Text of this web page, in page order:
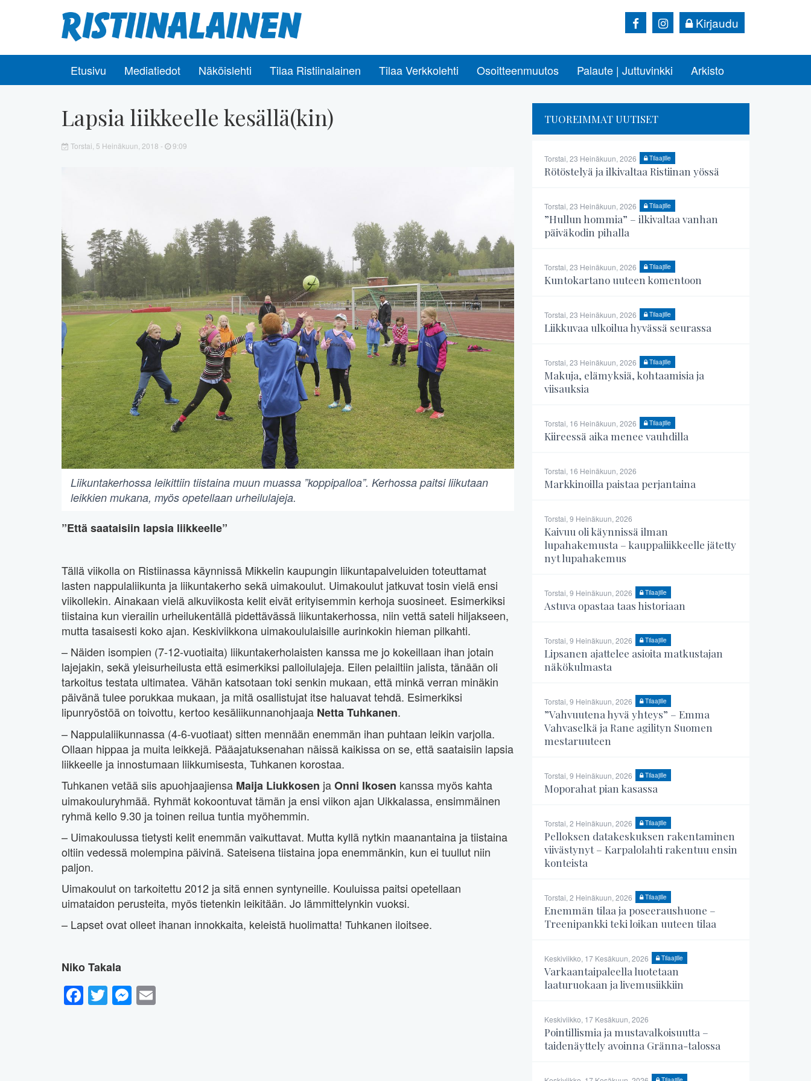
Kirjaudu
Etusivu Mediatiedot Näköislehti Tilaa Ristiinalainen Tilaa Verkkolehti Osoitteenmuutos Palaute | Juttuvinkki Arkisto
Lapsia liikkeelle kesällä(kin)
Torstai, 5 Heinäkuun, 2018 - 9:09
Liikuntakerhossa leikittiin tiistaina muun muassa ”koppipalloa”. Kerhossa paitsi liikutaan
leikkien mukana, myös opetellaan urheilulajeja.
”Että saataisiin lapsia liikkeelle”
Tällä viikolla on Ristiinassa käynnissä Mikkelin kaupungin liikuntapalveluiden toteuttamat
lasten nappulaliikunta ja liikuntakerho sekä uimakoulut. Uimakoulut jatkuvat tosin vielä ensi
viikollekin. Ainakaan vielä alkuviikosta kelit eivät erityisemmin kerhoja suosineet. Esimerkiksi
tiistaina kun vierailin urheilukentällä pidettävässä liikuntakerhossa, niin vettä sateli hiljakseen,
mutta tasaisesti koko ajan. Keskiviikkona uimakoululaisille aurinkokin hieman pilkahti.
– Näiden isompien (7-12-vuotiaita) liikuntakerholaisten kanssa me jo kokeillaan ihan jotain
lajejakin, sekä yleisurheilusta että esimerkiksi palloilulajeja. Eilen pelailtiin jalista, tänään oli
tarkoitus testata ultimatea. Vähän katsotaan toki senkin mukaan, että minkä verran minäkin
päivänä tulee porukkaa mukaan, ja mitä osallistujat itse haluavat tehdä. Esimerkiksi
lipunryöstöä on toivottu, kertoo kesäliikunnanohjaaja Netta Tuhkanen.
– Nappulaliikunnassa (4-6-vuotiaat) sitten mennään enemmän ihan puhtaan leikin varjolla.
Ollaan hippaa ja muita leikkejä. Pääajatuksenahan näissä kaikissa on se, että saataisiin lapsia
liikkeelle ja innostumaan liikkumisesta, Tuhkanen korostaa.
Tuhkanen vetää siis apuohjaajiensa Maija Liukkosen jaOnni Ikosen kanssa myös kahta
uimakouluryhmää. Ryhmät kokoontuvat tämän ja ensi viikon ajan Uikkalassa, ensimmäinen
ryhmä kello 9.30 ja toinen reilua tuntia myöhemmin.
– Uimakoulussa tietysti kelit enemmän vaikuttavat. Mutta kyllä nytkin maanantaina ja tiistaina
oltiin vedessä molempina päivinä. Sateisena tiistaina jopa enemmänkin, kun ei tuullut niin
paljon.
Uimakoulut on tarkoitettu 2012 ja sitä ennen syntyneille. Kouluissa paitsi opetellaan
uimataidon perusteita, myös tietenkin leikitään. Jo lämmittelynkin vuoksi.
– Lapset ovat olleet ihanan innokkaita, keleistä huolimatta! Tuhkanen iloitsee.
Niko Takala
Facebook
TwitterMessenger
TUOREIMMAT UUTISET
Torstai, 23 Heinäkuun, 2026 Tilaajille
Rötöstelyä ja ilkivaltaa Ristiinan yössä
Torstai, 23 Heinäkuun, 2026 Tilaajille
”Hullun hommia” – ilkivaltaa vanhan
päiväkodin pihalla
Torstai, 23 Heinäkuun, 2026 Tilaajille
Kuntokartano uuteen komentoon
Torstai, 23 Heinäkuun, 2026 Tilaajille
Liikkuvaa ulkoilua hyvässä seurassa
Torstai, 23 Heinäkuun, 2026 Tilaajille
Makuja, elämyksiä, kohtaamisia ja
viisauksia
Torstai, 16 Heinäkuun, 2026 Tilaajille
Kiireessä aika menee vauhdilla
Torstai, 16 Heinäkuun, 2026
Markkinoilla paistaa perjantaina
Torstai, 9 Heinäkuun, 2026
Kaivuu oli käynnissä ilman
lupahakemusta – kauppaliikkeelle jätetty
nyt lupahakemus
Torstai, 9 Heinäkuun, 2026 Tilaajille
Astuva opastaa taas historiaan
Torstai, 9 Heinäkuun, 2026 Tilaajille
Lipsanen ajattelee asioita matkustajan
näkökulmasta
Torstai, 9 Heinäkuun, 2026 Tilaajille
”Vahvuutena hyvä yhteys” – Emma
Vahvaselkä ja Rane agilityn Suomen
mestaruuteen
Torstai, 9 Heinäkuun, 2026 Tilaajille
Moporahat pian kasassa
Torstai, 2 Heinäkuun, 2026 Tilaajille
Pelloksen datakeskuksen rakentaminen
viivästynyt – Karpalolahti rakentuu ensin
konteista
Torstai, 2 Heinäkuun, 2026 Tilaajille
Enemmän tilaa ja poseeraushuone –
Treenipankki teki loikan uuteen tilaa
Keskiviikko, 17 Kesäkuun, 2026 Tilaajille
Varkaantaipaleella luotetaan
laaturuokaan ja livemusiikkiin
Keskiviikko, 17 Kesäkuun, 2026
Pointillismia ja mustavalkoisuutta –
taidenäyttely avoinna Gränna-talossa